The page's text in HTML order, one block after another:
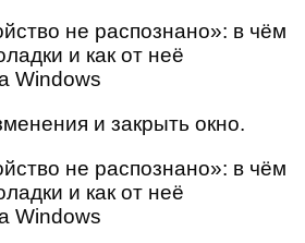
и закрыть окно.